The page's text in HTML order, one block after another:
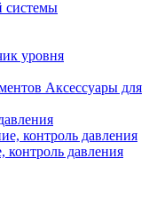
системы
уровня
Аксессуары для
контроль давления